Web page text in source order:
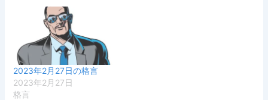
2023年2月27日の格言
2023年2月27日
格言